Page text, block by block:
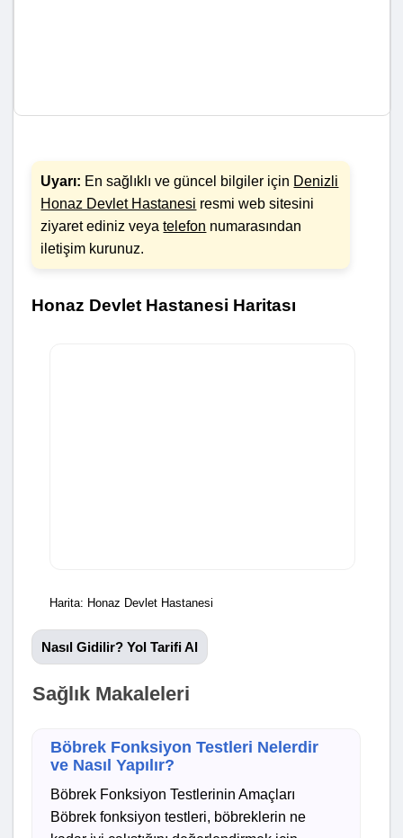
Uyarı: En sağlıklı ve güncel bilgiler için Denizli
Honaz Devlet Hastanesi resmi web sitesini
ziyaret ediniz veyatelefon numarasından
iletişim kurunuz.
Honaz Devlet Hastanesi Haritası
Harita: Honaz Devlet Hastanesi
Nasıl Gidilir? Yol Tarifi Al
Sağlık Makaleleri
Böbrek Fonksiyon Testleri Nelerdir
ve Nasıl Yapılır?
Böbrek Fonksiyon Testlerinin Amaçları
Böbrek fonksiyon testleri, böbreklerin ne